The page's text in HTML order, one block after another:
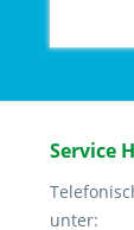
Service
unter: